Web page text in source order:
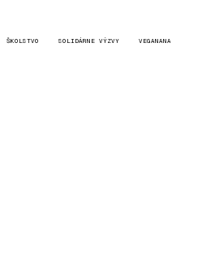
ŠKOLSTVO SOLIDÁRNE VÝZVY VEGANANA